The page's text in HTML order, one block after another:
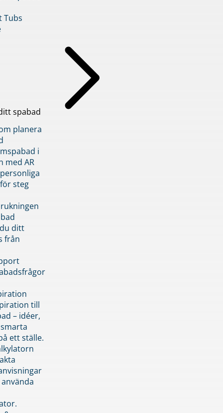
Tubs
spabad
planera
i
med AR
steg
ditt
från
till
– idéer,
ett ställe.